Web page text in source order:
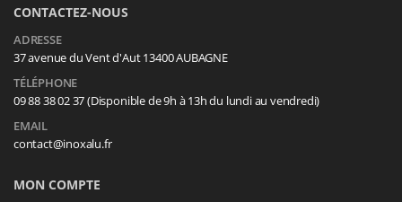
CONTACTEZ-NOUS
ADRESSE
37 avenue du Vent d'Aut 13400 AUBAGNE
TÉLÉPHONE
09 88 38 02 37 (Disponible de 9h à 13h du lundi au vendredi)
EMAIL
contact@inoxalu.fr
MON COMPTE